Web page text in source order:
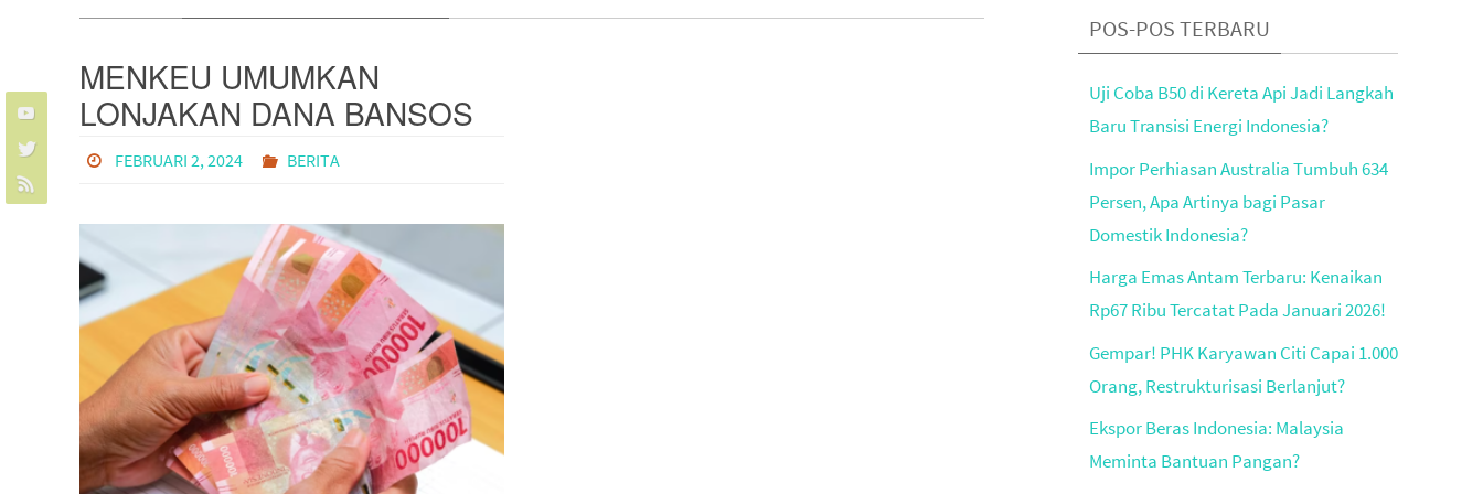
MENKEU UMUMKAN
LONJAKAN DANA BANSOS
DI APBN 2024: DETIL DAN
FEBRUARI 2, 2024 BERITA
POS-POS TERBARU
Uji Coba B50 di Kereta Api Jadi Langkah
Baru Transisi Energi Indonesia?
Impor Perhiasan Australia Tumbuh 634
Persen, Apa Artinya bagi Pasar
Domestik Indonesia?
Harga Emas Antam Terbaru: Kenaikan
Rp67 Ribu Tercatat Pada Januari 2026!
Gempar! PHK Karyawan Citi Capai 1.000
Orang, Restrukturisasi Berlanjut?
Ekspor Beras Indonesia: Malaysia
Meminta Bantuan Pangan?